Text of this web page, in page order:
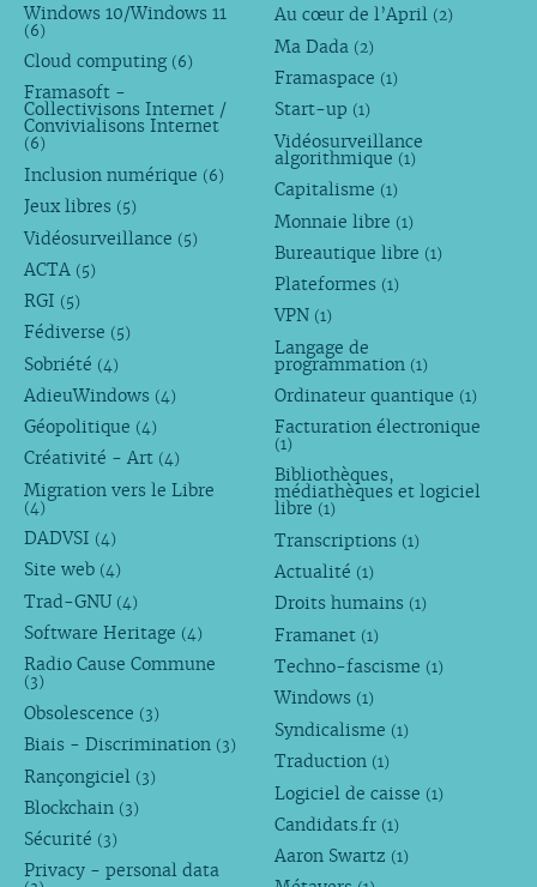
Windows 10/Windows 11
(6)
Cloud computing (6)
Framasoft -
Collectivisons Internet /
Convivialisons Internet
(6)
Inclusion numérique (6)
Jeux libres (5)
Vidéosurveillance (5)
ACTA (5)
RGI (5)
Fédiverse (5)
Sobriété (4)
AdieuWindows (4)
Géopolitique (4)
Créativité - Art (4)
Migration vers le Libre
(4)
DADVSI (4)
Site web (4)
Trad-GNU (4)
Software Heritage (4)
Radio Cause Commune
(3)
Obsolescence (3)
Biais - Discrimination (3)
Rançongiciel (3)
Blockchain (3)
Sécurité (3)
Privacy - personal data
Au cœur de l’April (2)
Ma Dada (2)
Framaspace (1)
Start-up (1)
Vidéosurveillance
algorithmique (1)
Capitalisme (1)
Monnaie libre (1)
Bureautique libre (1)
Plateformes (1)
VPN (1)
Langage de
programmation (1)
Ordinateur quantique (1)
Facturation électronique
(1)
Bibliothèques,
médiathèques et logiciel
libre (1)
Transcriptions (1)
Actualité (1)
Droits humains (1)
Framanet (1)
Techno-fascisme (1)
Windows (1)
Syndicalisme (1)
Traduction (1)
Logiciel de caisse (1)
Candidats.fr (1)
Aaron Swartz (1)